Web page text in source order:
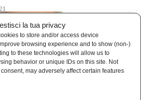
la tua privacy
to store and/or access device
browsing experience and to show (non-)
to these technologies will allow us to
behavior or unique IDs on this site. Not
may adversely affect certain features